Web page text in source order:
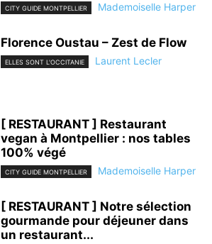
CITY GUIDE MONTPELLIER Mademoiselle Harper
Florence Oustau – Zest de Flow
ELLES SONT L'OCCITANIE Laurent Lecler
[ RESTAURANT ] Restaurant
vegan à Montpellier : nos tables
100% végé
CITY GUIDE MONTPELLIER Mademoiselle Harper
[ RESTAURANT ] Notre sélection
gourmande pour déjeuner dans
un restaurant...